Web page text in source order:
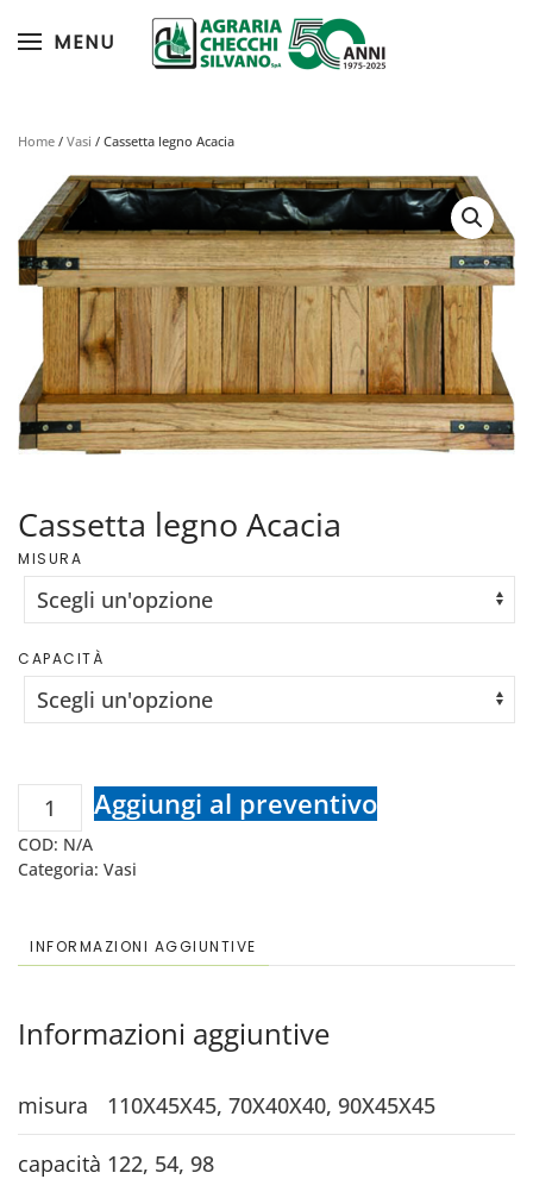
Skip to main content
MENU
Home / Vasi / Cassetta legno Acacia
Cassetta legno Acacia
MISURA
CAPACITÀ
Cassetta
legno
Acacia
Aggiungi al preventivo
COD: N/A
Categoria: Vasi
INFORMAZIONI AGGIUNTIVE
Informazioni aggiuntive
misura 110X45X45, 70X40X40, 90X45X45
capacità 122, 54, 98